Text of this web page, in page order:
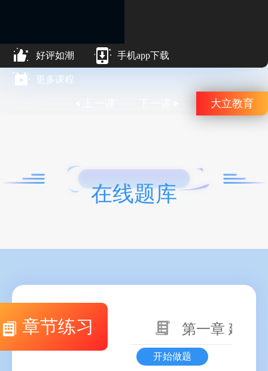
好评如潮 手机app下载
更多课程
大立教育
在线题库
章节练习 第一章 建设
开始做题